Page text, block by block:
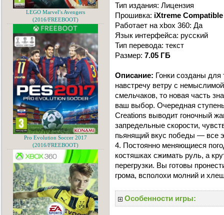
Тип издания: Лицензия
Прошивка: iXtreme Compatible
Работает на xbox 360: Да
Язык интерфейса: русский
Тип перевода: текст
Размер: 7.05 ГБ
Описание: Гонки созданы для
навстречу ветру с
смельчаков, то новая часть
ваш выбор. Очередная
Creations выводит гоночный
запредельные скорости,
пьянящий вкус победы — все
4. Постоянно меняющиеся
костяшках сжимать руль, а
перегрузки. Вы готовы
грома, всполохи молний и
Особенности игры:
LEGO Marvel’s Avengers
(2016/FREEBOOT)
Pro Evolution Soccer 2017
(2016/FREEBOOT)